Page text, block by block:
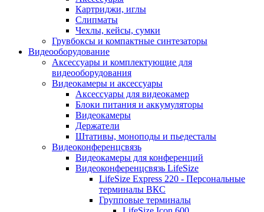
Картриджи, иглы
Слипматы
Чехлы, кейсы, сумки
Грувбоксы и компактные синтезаторы
Видеооборудование
Аксессуары и комплектующие для
видеооборудования
Видеокамеры и аксессуары
Аксессуары для видеокамер
Блоки питания и аккумуляторы
Видеокамеры
Держатели
Штативы, моноподы и пьедесталы
Видеоконференцсвязь
Видеокамеры для конференций
Видеоконференцсвязь LifeSize
LifeSize Express 220 - Персональные
терминалы ВКС
Групповые терминалы